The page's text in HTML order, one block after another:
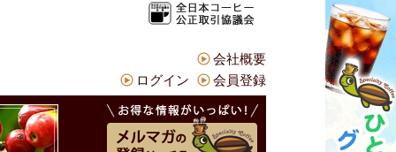
会社概要
ログイン
会員登録